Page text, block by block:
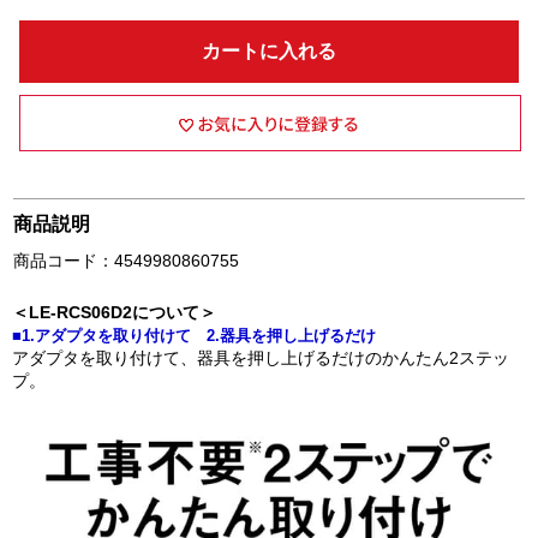
カートに入れる
商品説明
商品コード：4549980860755
＜LE-RCS06D2について＞
■1.アダプタを取り付けて 2.器具を押し上げるだけ
アダプタを取り付けて、器具を押し上げるだけのかんたん2ステッ
プ。